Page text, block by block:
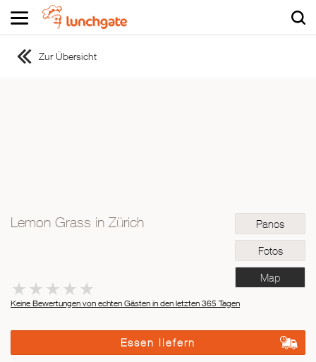
ZUR STARTSEITE
Mexikanisch
Zur Übersicht
Panos
Fotos
Map
Lemon Grass in Zürich
Keine Bewertungen von echten Gästen in den letzten 365 Tagen
Essen liefern